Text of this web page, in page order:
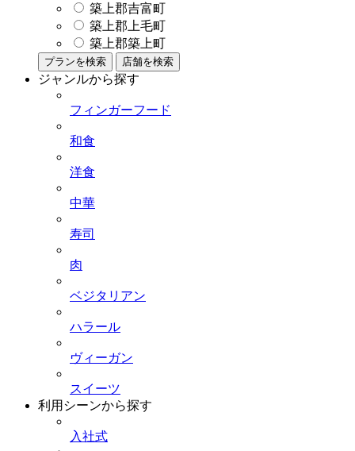
築上郡吉富町
築上郡上毛町
築上郡築上町
プランを検索 店舗を検索
ジャンルから探す
フィンガーフード
和食
洋食
中華
寿司
肉
ベジタリアン
ハラール
ヴィーガン
スイーツ
利用シーンから探す
入社式